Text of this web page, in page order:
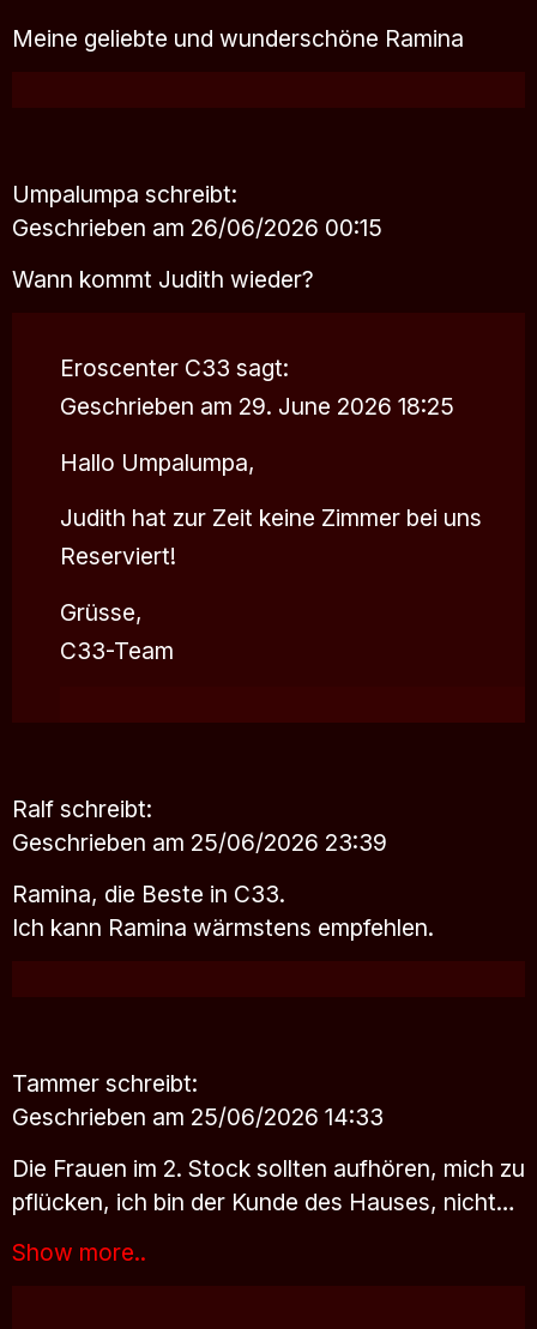
Meine geliebte und wunderschöne Ramina
Umpalumpa schreibt:
Geschrieben am 26/06/2026 00:15
Wann kommt Judith wieder?
Eroscenter C33 sagt:
Geschrieben am 29. June 2026 18:25
Hallo Umpalumpa,
Judith hat zur Zeit keine Zimmer bei uns
Reserviert!
Grüsse,
C33-Team
Ralf schreibt:
Geschrieben am 25/06/2026 23:39
Ramina, die Beste in C33.
Ich kann Ramina wärmstens empfehlen.
Tammer schreibt:
Geschrieben am 25/06/2026 14:33
Die Frauen im 2. Stock sollten aufhören, mich zu
pflücken, ich bin der Kunde des Hauses, nicht…
Show more..